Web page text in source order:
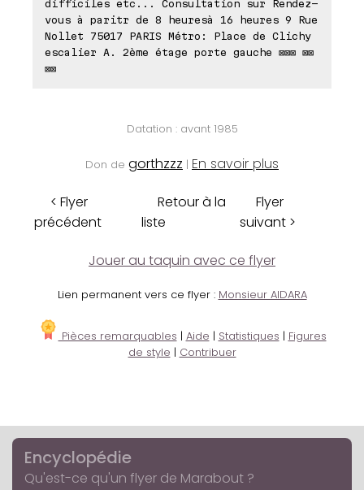
difficiles etc... Consultation sur Rendez-
vous à paritr de 8 heuresà 16 heures 9 Rue
Nollet 75017 PARIS Métro: Place de Clichy
escalier A. 2ème étage porte gauche ⊠⊠⊠ ⊠⊠
⊠⊠
Datation : avant 1985
Don de gorthzzz | En savoir plus
< Flyer
précédent
Retour à la
liste
Flyer
suivant >
Jouer au taquin avec ce flyer
Lien permanent vers ce flyer : Monsieur AIDARA
Pièces remarquables | Aide | Statistiques | Figures
de style | Contribuer
Encyclopédie
Qu'est-ce qu'un flyer de Marabout ?